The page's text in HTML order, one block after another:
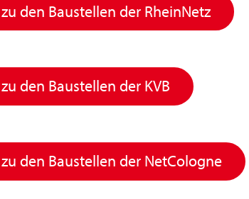
den Baustellen der RheinNetz
den Baustellen der KVB
den Baustellen der NetCologne